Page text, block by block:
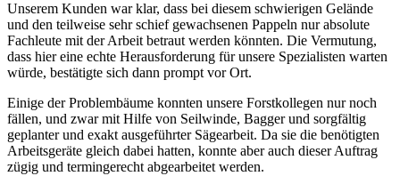
Unserem Kunden war klar, dass bei diesem schwierigen Gelände
und den teilweise sehr schief gewachsenen Pappeln nur absolute
Fachleute mit der Arbeit betraut werden könnten. Die Vermutung,
dass hier eine echte Herausforderung für unsere Spezialisten warten
würde, bestätigte sich dann prompt vor Ort.
Einige der Problembäume konnten unsere Forstkollegen nur noch
fällen, und zwar mit Hilfe von Seilwinde, Bagger und sorgfältig
geplanter und exakt ausgeführter Sägearbeit. Da sie die benötigten
Arbeitsgeräte gleich dabei hatten, konnte aber auch dieser Auftrag
zügig und termingerecht abgearbeitet werden.